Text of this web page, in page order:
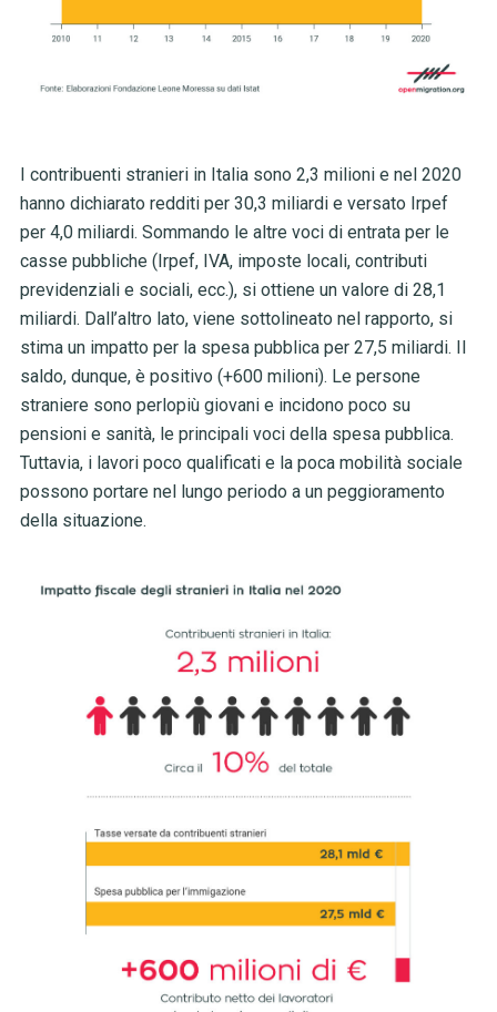
I contribuenti stranieri in Italia sono 2,3 milioni e nel 2020
hanno dichiarato redditi per 30,3 miliardi e versato Irpef
per 4,0 miliardi. Sommando le altre voci di entrata per le
casse pubbliche (Irpef, IVA, imposte locali, contributi
previdenziali e sociali, ecc.), si ottiene un valore di 28,1
miliardi. Dall’altro lato, viene sottolineato nel rapporto, si
stima un impatto per la spesa pubblica per 27,5 miliardi. Il
saldo, dunque, è positivo (+600 milioni). Le persone
straniere sono perlopiù giovani e incidono poco su
pensioni e sanità, le principali voci della spesa pubblica.
Tuttavia, i lavori poco qualificati e la poca mobilità sociale
possono portare nel lungo periodo a un peggioramento
della situazione.